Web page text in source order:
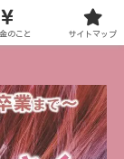
～
のこと サイトマップ